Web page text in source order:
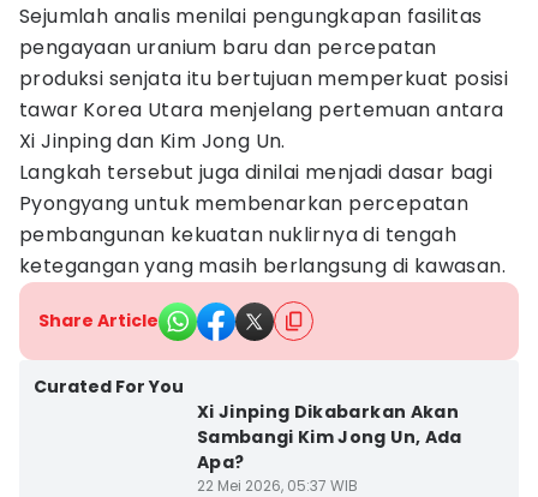
Sejumlah analis menilai pengungkapan fasilitas
pengayaan uranium baru dan percepatan
produksi senjata itu bertujuan memperkuat posisi
tawar Korea Utara menjelang pertemuan antara
Xi Jinping dan Kim Jong Un.
Langkah tersebut juga dinilai menjadi dasar bagi
Pyongyang untuk membenarkan percepatan
pembangunan kekuatan nuklirnya di tengah
ketegangan yang masih berlangsung di kawasan.
Share Article
Curated For You
Xi Jinping Dikabarkan Akan
Sambangi Kim Jong Un, Ada
Apa?
22 Mei 2026, 05:37 WIB